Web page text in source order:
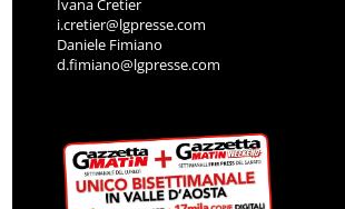
Ivana Cretier
i.cretier@lgpresse.com
Daniele Fimiano
d.fimiano@lgpresse.com